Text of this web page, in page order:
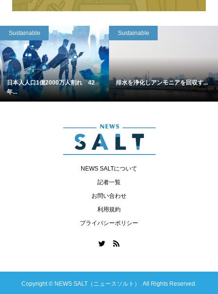
Sustainable
日本人人口1億2000万人割れ 42
年...
Sustainable
排水を浄化しアンモニアを回収す...
NEWS SALTについて
記者一覧
お問い合わせ
利用規約
プライバシーポリシー
Copyright © NEWS SALT（ニュースソルト）. All Rights Reserved.